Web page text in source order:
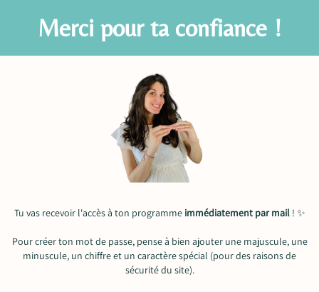
Merci pour ta confiance !
Tu vas recevoir l'accès à ton programme immédiatement par mail ! ✨
Pour créer ton mot de passe, pense à bien ajouter une majuscule, une
minuscule, un chiffre et un caractère spécial (pour des raisons de
sécurité du site).